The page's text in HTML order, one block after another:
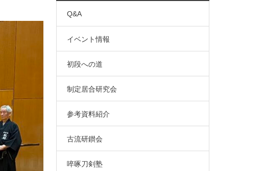
Q&A
イベント情報
初段への道
制定居合研究会
参考資料紹介
古流研鑚会
啐啄刀剣塾